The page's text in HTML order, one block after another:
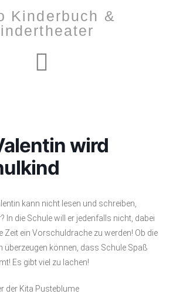
wird
kann nicht lesen und schreiben,
In die Schule will er jedenfalls nicht, dabei
ein Vorschuldrache zu werden! Ob die
überzeugen können, dass Schule Spaß
Es gibt viel zu lachen!
der Kita Pusteblume